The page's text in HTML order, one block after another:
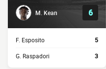
M. Kean 6
F. Esposito 5
G. Raspadori 3